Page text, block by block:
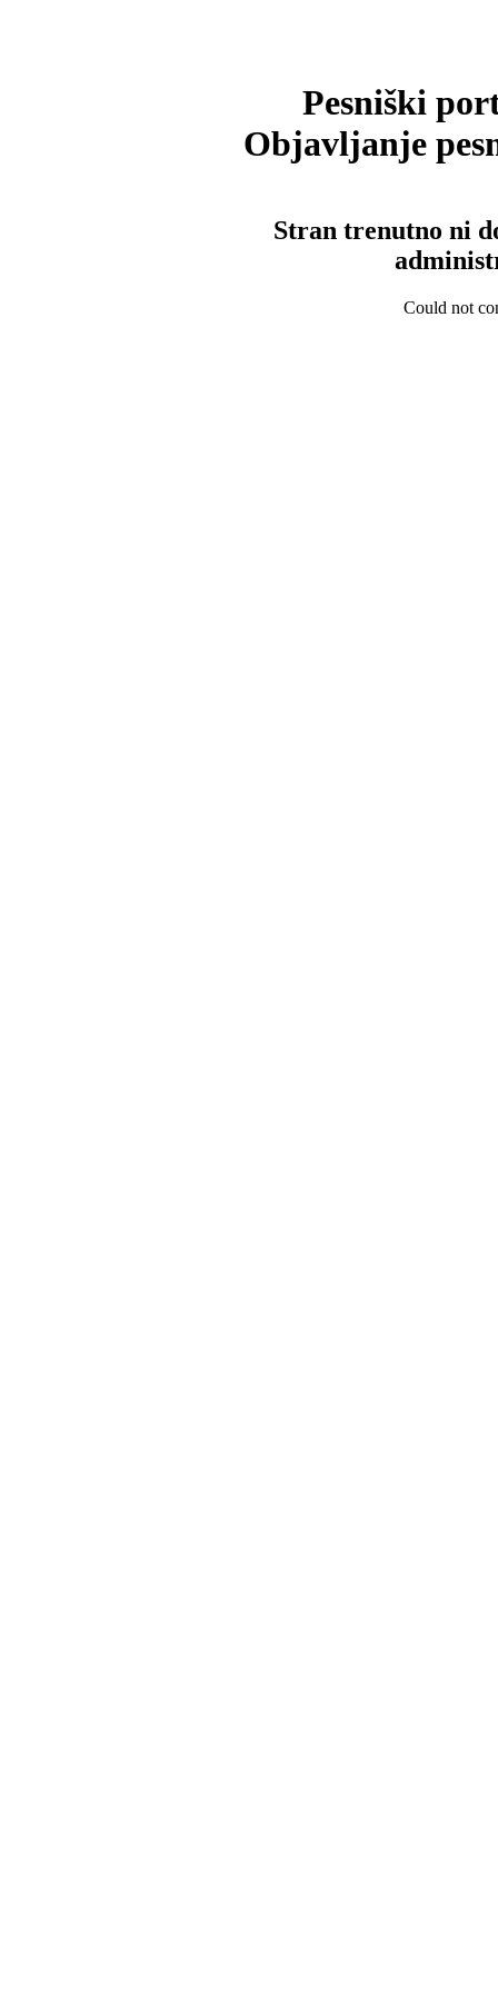
Pesniški
Objavljanje
Stran trenutno ni
Could not